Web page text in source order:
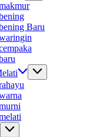
Baru